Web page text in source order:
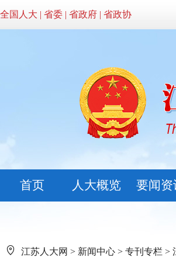
全国人大 | 省委 | 省政府 | 省政协
首页 人大概览 要闻资
江苏人大网 > 新闻中心 > 专刊专栏 >